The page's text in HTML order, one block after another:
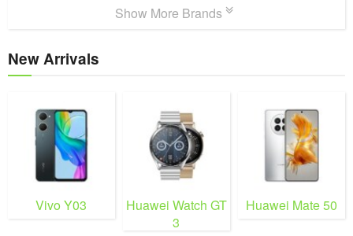
Show More Brands
New Arrivals
Vivo Y03
Huawei Watch GT
3
Huawei Mate 50